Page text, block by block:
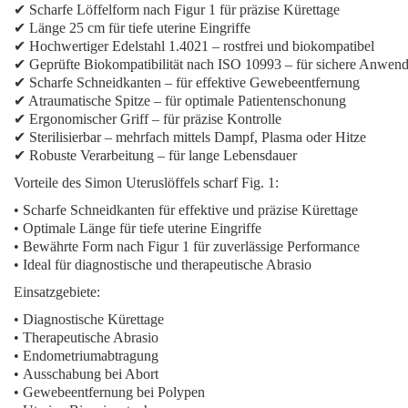
✔ Scharfe Löffelform nach Figur 1 für präzise Kürettage
✔ Länge 25 cm für tiefe uterine Eingriffe
✔ Hochwertiger Edelstahl 1.4021 – rostfrei und biokompatibel
✔ Geprüfte Biokompatibilität nach ISO 10993 – für sichere
✔ Scharfe Schneidkanten – für effektive Gewebeentfernung
✔ Atraumatische Spitze – für optimale Patientenschonung
✔ Ergonomischer Griff – für präzise Kontrolle
✔ Sterilisierbar – mehrfach mittels Dampf, Plasma oder Hitze
✔ Robuste Verarbeitung – für lange Lebensdauer
Vorteile des Simon Uteruslöffels scharf Fig. 1:
• Scharfe Schneidkanten für effektive und präzise Kürettage
• Optimale Länge für tiefe uterine Eingriffe
• Bewährte Form nach Figur 1 für zuverlässige Performance
• Ideal für diagnostische und therapeutische Abrasio
Einsatzgebiete:
• Diagnostische Kürettage
• Therapeutische Abrasio
• Endometriumabtragung
• Ausschabung bei Abort
• Gewebeentfernung bei Polypen